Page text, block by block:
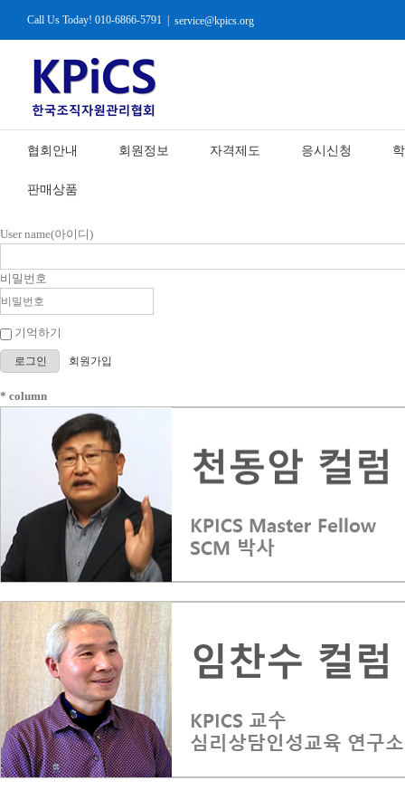
Call Us Today! 010-6866-5791 | service@kpics.org
협회안내 회원정보 자격제도 응시신청
판매상품
User name(아이디)
비밀번호
기억하기
로그인 회원가입
* column